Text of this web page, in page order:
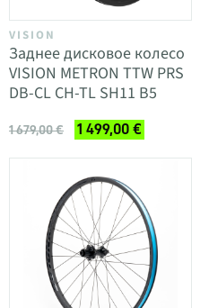
VISION
Заднее дисковое колесо
VISION METRON TTW PRS
DB-CL CH-TL SH11 B5
1 679,00 € 1 499,00 €